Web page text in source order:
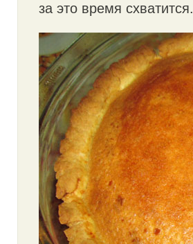
за это время схватится.